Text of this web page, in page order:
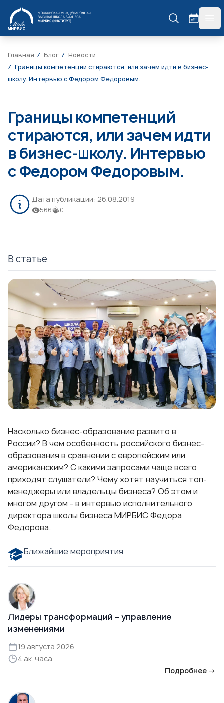
МИРБИС
Главная Блог
Новости
Границы компетенций стираются, или зачем идти в бизнес-
школу. Интервью с Федором Федоровым.
Границы компетенций
стираются, или зачем идти
в бизнес-школу. Интервью
с Федором Федоровым.
Дата публикации: 26.08.2019
566 0
В статье
Насколько бизнес-образование развито в
России? В чем особенность российского бизнес-
образования в сравнении с европейским или
американским? С какими запросами чаще всего
приходят слушатели? Чему хотят научиться топ-
менеджеры или владельцы бизнеса? Об этом и
многом другом - в интервью исполнительного
директора школы бизнеса МИРБИC Федора
Федорова.
Ближайшие мероприятия
Лидеры трансформаций – управление
изменениями
19 августа 2026
4 ак. часа
Подробнее →